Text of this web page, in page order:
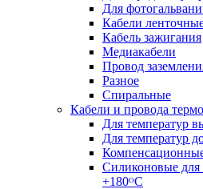
Для
Кабели
Кабель зажигания
Медиакабели
Провод
Разное
Спиральные
Кабели и провода
Для температур
Для температур
Силиконовые для
+180ᴼС